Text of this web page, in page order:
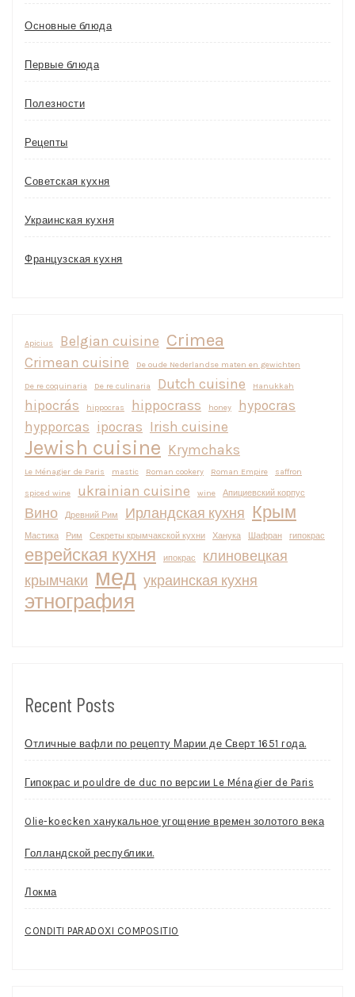
Основные блюда
Первые блюда
Полезности
Рецепты
Советская кухня
Украинская кухня
Французская кухня
Apicius Belgian cuisine Crimea
Crimean cuisine De oude Nederlandse maten en gewichten
De re coquinaria De re culinaria Dutch cuisine Hanukkah
hipocrás hippocras hippocrass honey
hypocras
hypporcas ipocras Irish cuisine
Jewish cuisine Krymchaks
Le Ménagier de Paris mastic Roman cookery Roman Empire saffron
spiced wine ukrainian cuisine wine Апициевский корпус
Вино Древний Рим Ирландская кухня Крым
Мастика Рим Секреты крымчакской кухни Ханука Шафран гипокрас
еврейская кухня ипокрас
клиновецкая
крымчаки мед украинская кухня
этнография
Recent Posts
Отличные вафли по рецепту Марии де Сверт 1651 года.
Гипокрас и pouldre de duc по версии Le Ménagier de Paris
Olie-koecken ханукальное угощение времен золотого века
Голландской республики.
Локма
CONDITI PARADOXI COMPOSITIO